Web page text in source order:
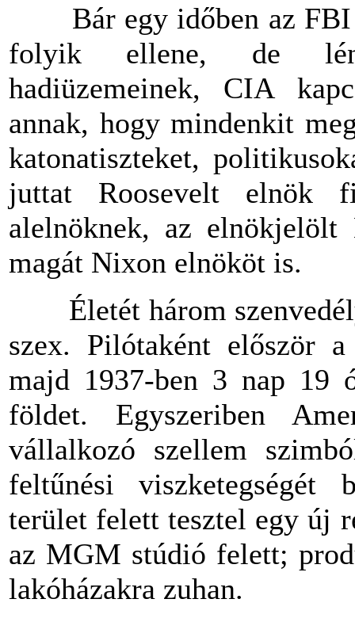
Bár egy időben az FBI
folyik ellene, de
hadiüzemeinek, CIA
annak, hogy mindenkit
katonatiszteket,
juttat Roosevelt elnök
alelnöknek, az
magát Nixon elnököt is.
Életét három
szex. Pilótaként először
majd 1937-ben 3 nap 19
földet. Egyszeriben
vállalkozó szellem
feltűnési
terület felett tesztel egy új
az MGM stúdió felett;
lakóházakra zuhan.